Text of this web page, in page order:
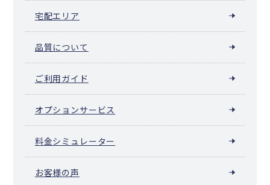
宅配エリア
品質について
ご利用ガイド
オプションサービス
料金シミュレーター
お客様の声